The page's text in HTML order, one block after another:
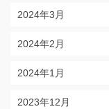
2024年3月
2024年2月
2024年1月
2023年12月